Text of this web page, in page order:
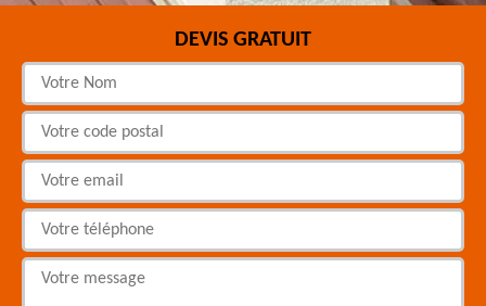
DEVIS GRATUIT